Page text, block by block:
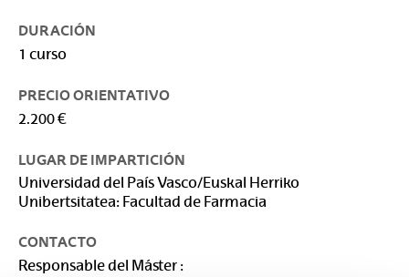
DURACIÓN
1 curso
PRECIO ORIENTATIVO
2.200 €
LUGAR DE IMPARTICIÓN
Universidad del País Vasco/Euskal Herriko
Unibertsitatea: Facultad de Farmacia
CONTACTO
Responsable del Máster :